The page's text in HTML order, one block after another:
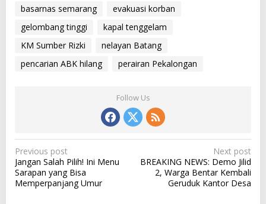
basarnas semarang
evakuasi korban
gelombang tinggi
kapal tenggelam
KM Sumber Rizki
nelayan Batang
pencarian ABK hilang
perairan Pekalongan
Follow Us
P
o
s
Previous post
Jangan Salah Pilih! Ini Menu
Sarapan yang Bisa
Memperpanjang Umur
Next post
BREAKING NEWS: Demo Jilid
2, Warga Bentar Kembali
Geruduk Kantor Desa